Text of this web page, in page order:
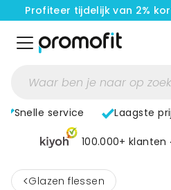
Profiteer tijdelijk van 2%
Snelle service Laagste
100.000+ klanten
< Glazen flessen